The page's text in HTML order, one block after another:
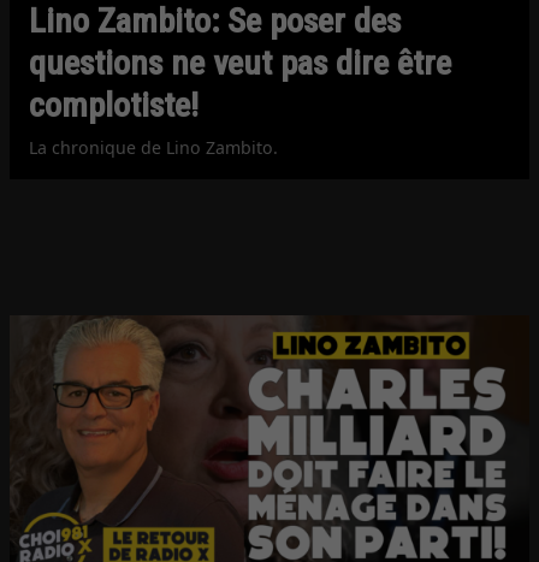
Lino Zambito: Se poser des
questions ne veut pas dire être
complotiste!
La chronique de Lino Zambito.